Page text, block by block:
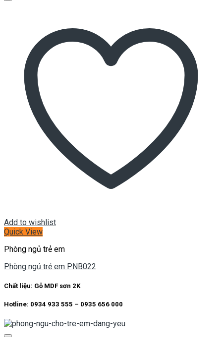
Add to wishlist
Quick View
Phòng ngủ trẻ em
Phòng ngủ trẻ em PNB022
Chất liệu: Gỗ MDF sơn 2K
Hotline: 0934 933 555 – 0935 656 000